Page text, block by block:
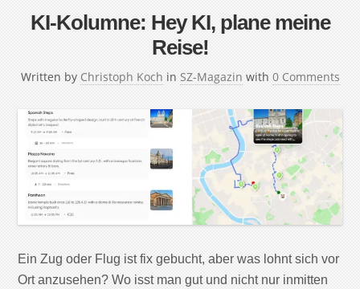
KI-Kolumne: Hey KI, plane meine
Reise!
Written by Christoph Koch in SZ-Magazin with 0 Comments
Ein Zug oder Flug ist fix gebucht, aber was lohnt sich vor
Ort anzusehen? Wo isst man gut und nicht nur inmitten